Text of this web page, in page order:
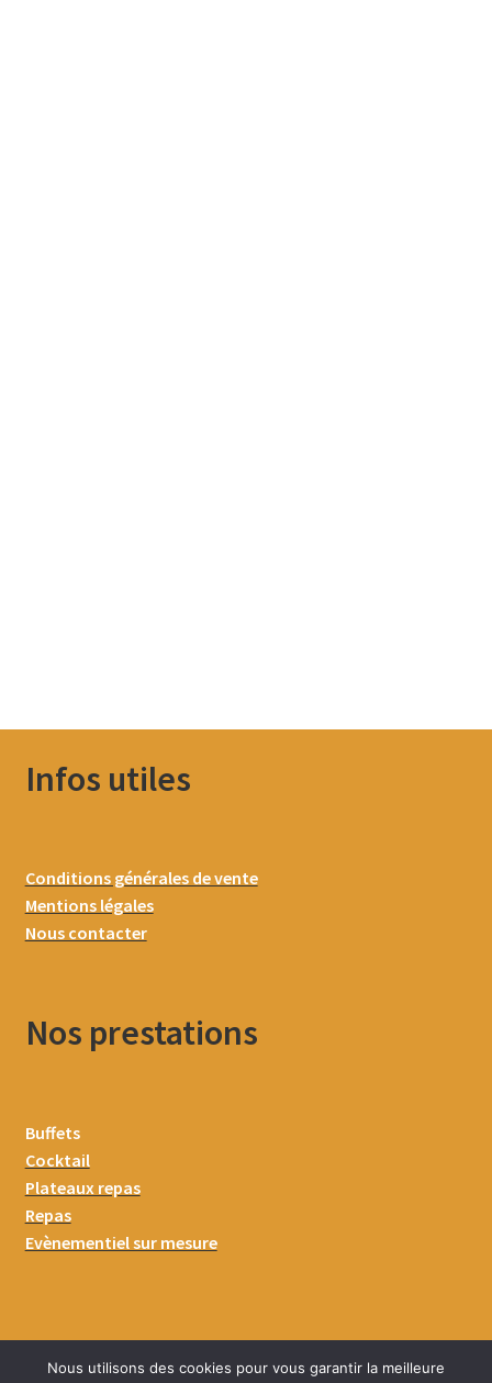
Infos utiles
Conditions générales de vente
Mentions légales
Nous contacter
Nos prestations
Buffets
Cocktail
Plateaux repas
Repas
Evènementiel sur mesure
Nous utilisons des cookies pour vous garantir la meilleure